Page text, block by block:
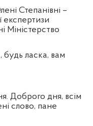
Степанівні –
експертизи
Міністерство
будь ласка, вам
Доброго дня, всім
слово, пане